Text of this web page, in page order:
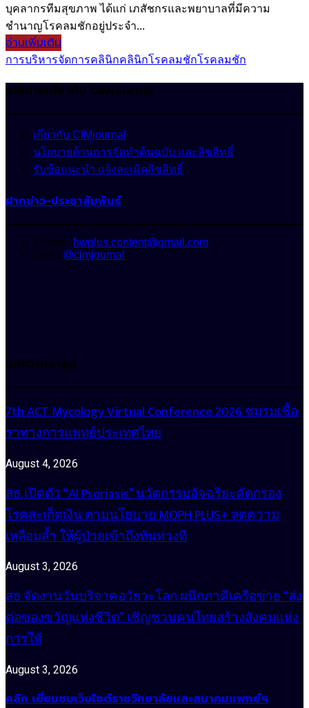
บุคลากรทีมสุขภาพ ได้แก่ เภสัชกรและพยาบาลที่มีความ
ชำนาญโรคลมชักอยู่ประจำ...
อ่านเพิ่มเติม
การบริหารจัดการคลินิกคลินิกโรคลมชักโรคลมชัก
นโยบายเกี่ยวกับ CIMjournal
เกี่ยวกับ CIMjournal
นโยบายด้านการจัดทำต้นฉบับ และลิขสิทธิ์
รับข้อแนะนำ แจ้งละเมิดลิขสิทธิ์
ฝากข่าว-ประชาสัมพันธ์
E-mail : hwplus.content@gmail.com
Line : @cimjournal
บทความล่าสุด
7th ACT Mycology Virtual Conference 2026 ชมรมเชื้อ
ราทางการแพทย์ประเทศไทย
August 4, 2026
สธ. เปิดตัว “AI Psoriasis” นวัตกรรมอัจฉริยะคัดกรอง
โรคสะเก็ดเงิน ตามนโยบาย MOPH PLUS+ ลดความ
เหลื่อมล้ำ ให้ผู้ป่วยเข้าถึงทันท่วงที
August 3, 2026
สธ จัดงานวันบริจาคอวัยวะโลก ผนึกภาคีเครือข่าย “ส่ง
ต่อของขวัญแห่งชีวิต” เชิญชวนคนไทยสร้างสังคมแห่ง
การให้
August 3, 2026
คลิก เยี่ยมชมเว็บไซต์ราชวิทยาลัยและสมาคมแพทย์ฯ